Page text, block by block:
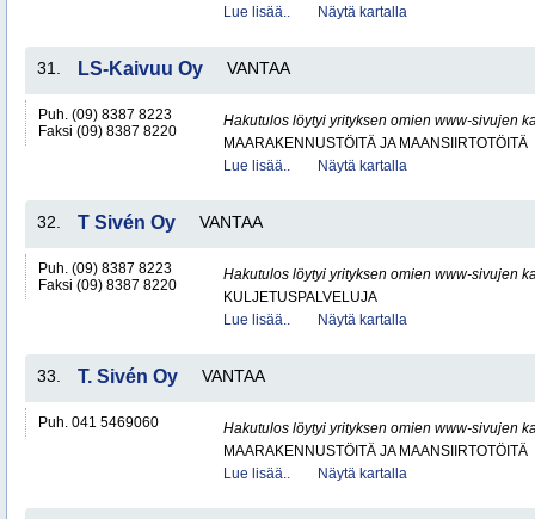
Lue lisää..
Näytä kartalla
31. LS-Kaivuu Oy VANTAA
Puh. (09) 8387 8223
Faksi (09) 8387 8220
Hakutulos löytyi yrityksen omien www-sivujen
MAARAKENNUSTÖITÄ JA MAANSIIRTOTÖITÄ
Lue lisää..
Näytä kartalla
32. T Sivén Oy VANTAA
Puh. (09) 8387 8223
Faksi (09) 8387 8220
Hakutulos löytyi yrityksen omien www-sivujen
KULJETUSPALVELUJA
Lue lisää..
Näytä kartalla
33. T. Sivén Oy VANTAA
Puh. 041 5469060
Hakutulos löytyi yrityksen omien www-sivujen
MAARAKENNUSTÖITÄ JA MAANSIIRTOTÖITÄ
Lue lisää..
Näytä kartalla